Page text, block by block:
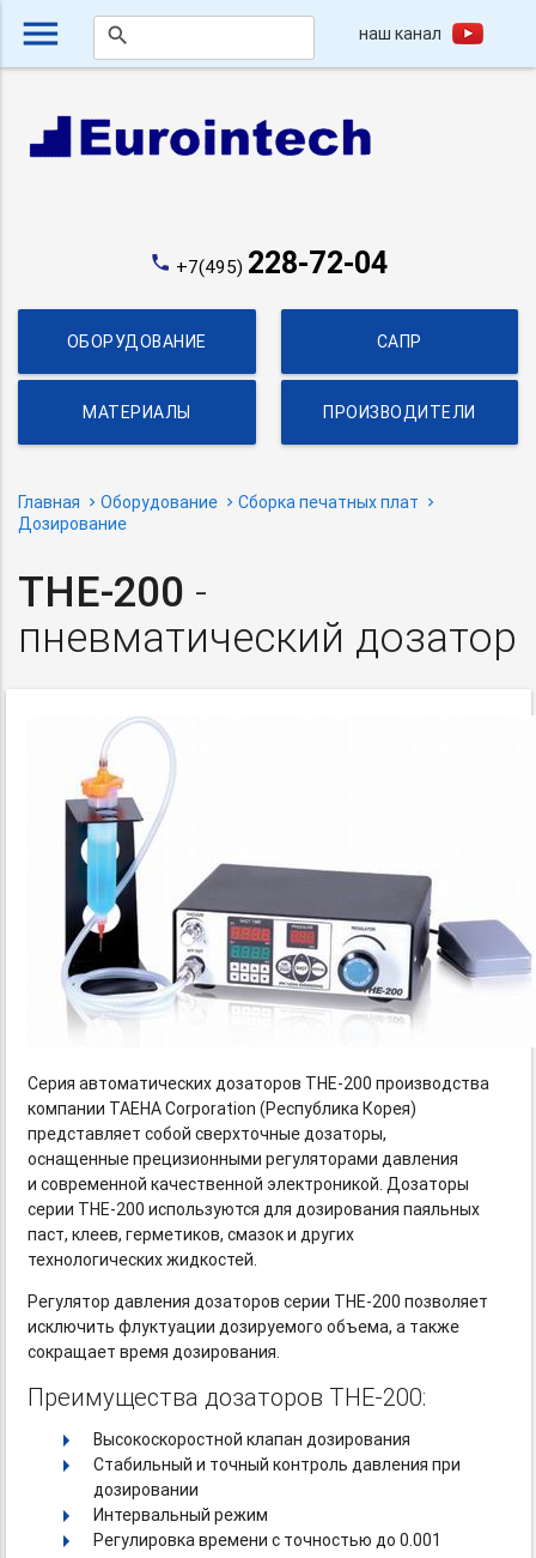
menu search наш канал
phone +7(495) 228-72-04
ОБОРУДОВАНИЕ САПР
МАТЕРИАЛЫ ПРОИЗВОДИТЕЛИ
Главная Оборудование
Сборка печатных плат
Дозирование
THE-200 -
пневматический дозатор
Серия автоматических дозаторов THE-200 производства
компании TAEHA Corporation (Республика Корея)
представляет собой сверхточные дозаторы,
оснащенные прецизионными регуляторами давления
и современной качественной электроникой. Дозаторы
серии THE-200 используются для дозирования паяльных
паст, клеев, герметиков, смазок и других
технологических жидкостей.
Регулятор давления дозаторов серии THE-200 позволяет
исключить флуктуации дозируемого объема, а также
сокращает время дозирования.
Преимущества дозаторов THE-200:
Высокоскоростной клапан дозирования
Стабильный и точный контроль давления при
дозировании
Интервальный режим
Регулировка времени с точностью до 0.001